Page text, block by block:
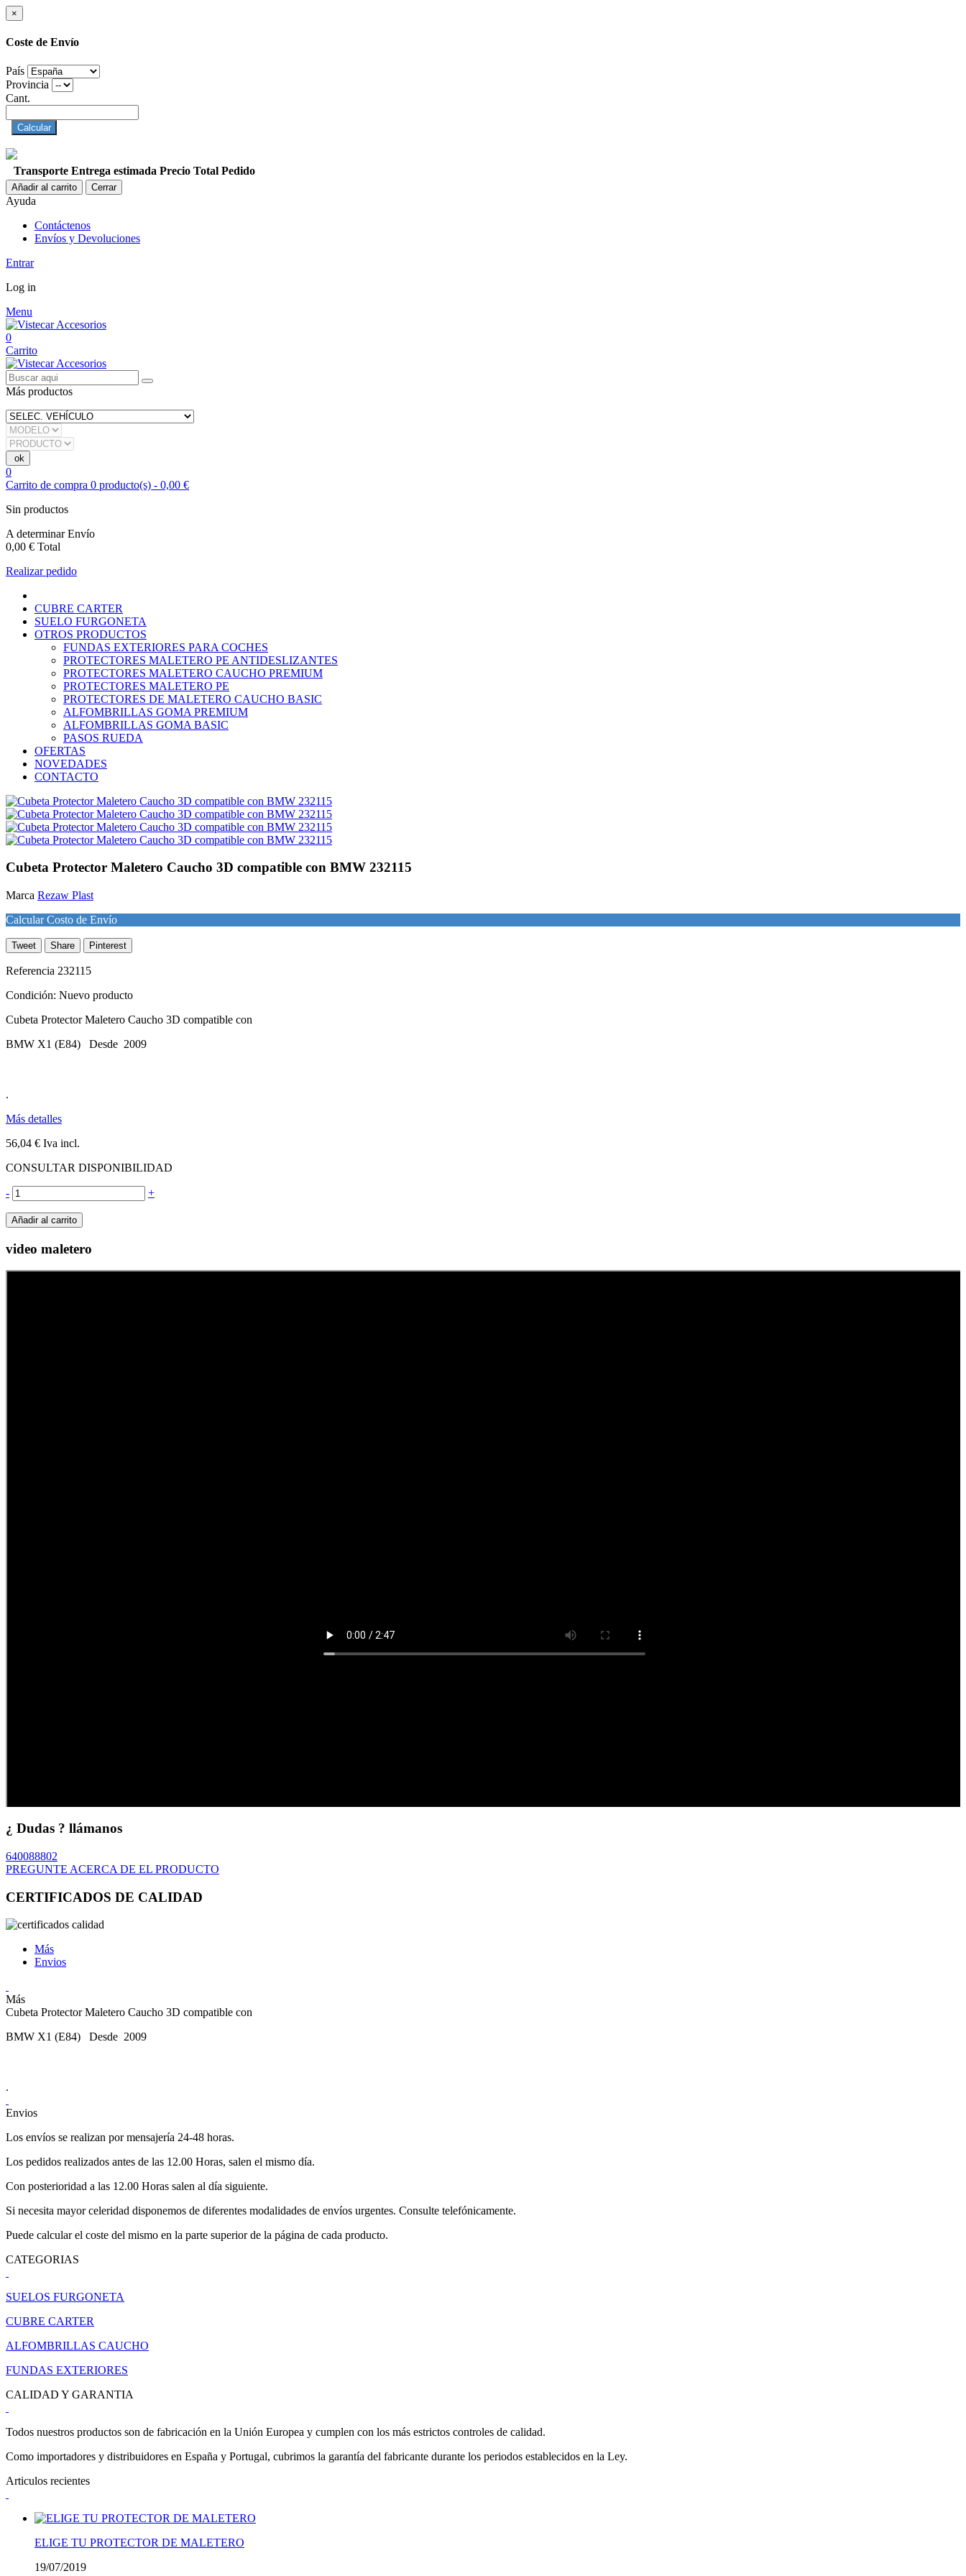
×
Coste de Envío
País
Provincia
Cant.
Calcular
Transporte Entrega estimada Precio Total Pedido
Añadir al carrito Cerrar
Ayuda
Contáctenos
Envíos y Devoluciones
Entrar
Log in
Menu
0
Carrito
Más productos
0
Carrito de compra 0 producto(s) - 0,00 €
Sin productos
A determinarEnvío
0,00 € Total
Realizar pedido
CUBRE CARTER
SUELO FURGONETA
OTROS PRODUCTOS
FUNDAS EXTERIORES PARA COCHES
PROTECTORES MALETERO PE ANTIDESLIZANTES
PROTECTORES MALETERO CAUCHO PREMIUM
PROTECTORES MALETERO PE
PROTECTORES DE MALETERO CAUCHO BASIC
ALFOMBRILLAS GOMA PREMIUM
ALFOMBRILLAS GOMA BASIC
PASOS RUEDA
OFERTAS
NOVEDADES
CONTACTO
Cubeta Protector Maletero Caucho 3D compatible con BMW 232115
Marca Rezaw Plast
Calcular Costo de Envío
Tweet Share Pinterest
Referencia 232115
Condición: Nuevo producto
Cubeta Protector Maletero Caucho 3D compatible con
BMW X1 (E84) Desde 2009
.
Más detalles
56,04 € Iva incl.
CONSULTAR DISPONIBILIDAD
- +
Añadir al carrito
video maletero
¿ Dudas ? llámanos
640088802
PREGUNTE ACERCA DE EL PRODUCTO
CERTIFICADOS DE CALIDAD
Más
Envios
Más
Cubeta Protector Maletero Caucho 3D compatible con
BMW X1 (E84) Desde 2009
.
Envios
Los envíos se realizan por mensajería 24-48 horas.
Los pedidos realizados antes de las 12.00 Horas, salen el mismo día.
Con posterioridad a las 12.00 Horas salen al día siguiente.
Si necesita mayor celeridad disponemos de diferentes modalidades de envíos urgentes. Consulte telefónicamente.
Puede calcular el coste del mismo en la parte superior de la página de cada producto.
CATEGORIAS
SUELOS FURGONETA
CUBRE CARTER
ALFOMBRILLAS CAUCHO
FUNDAS EXTERIORES
CALIDAD Y GARANTIA
Todos nuestros productos son de fabricación en la Unión Europea y cumplen con los más estrictos controles de calidad.
Como importadores y distribuidores en España y Portugal, cubrimos la garantía del fabricante durante los periodos establecidos en la Ley.
Articulos recientes
ELIGE TU PROTECTOR DE MALETERO
19/07/2019